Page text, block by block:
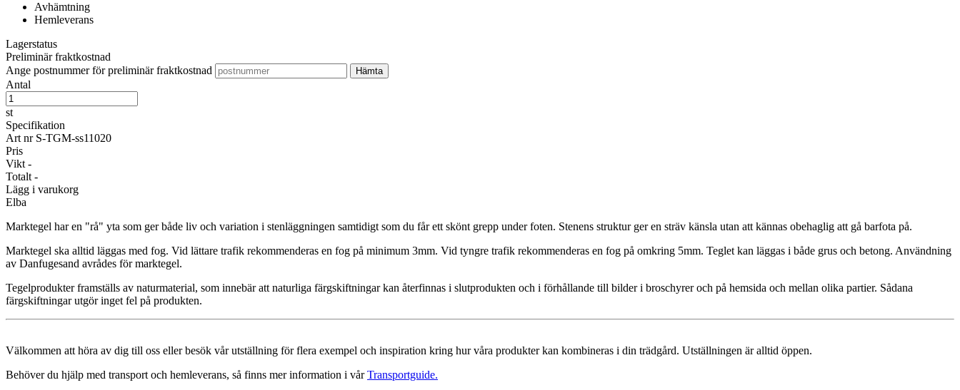
Avhämtning
Hemleverans
Lagerstatus
Preliminär fraktkostnad
Ange postnummer för preliminär fraktkostnad
Antal
st
Specifikation
Art nr S-TGM-ss11020
Pris
Vikt -
Totalt -
Lägg i varukorg
Elba
Marktegel har en "rå" yta som ger både liv och variation i stenläggningen samtidigt som du får ett skönt grepp under foten. Stenens struktur ger en sträv känsla utan att kännas obehaglig att gå barfota på.
Marktegel ska alltid läggas med fog. Vid lättare trafik rekommenderas en fog på minimum 3mm. Vid tyngre trafik rekommenderas en fog på omkring 5mm. Teglet kan läggas i både grus och betong. Användning
av Danfugesand avrådes för marktegel.
Tegelprodukter framställs av naturmaterial, som innebär att naturliga färgskiftningar kan återfinnas i slutprodukten och i förhållande till bilder i broschyrer och på hemsida och mellan olika partier. Sådana
färgskiftningar utgör inget fel på produkten.
Välkommen att höra av dig till oss eller besök vår utställning för flera exempel och inspiration kring hur våra produkter kan kombineras i din trädgård. Utställningen är alltid öppen.
Behöver du hjälp med transport och hemleverans, så finns mer information i vårTransportguide.